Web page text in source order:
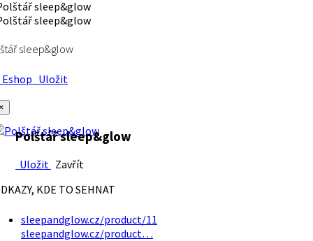
sleep&glow
Uložit
Polštář sleep&glow
Uložit Zavřít
KDE TO SEHNAT
sleepandglow.cz/product/11
sleepandglow.cz/product…